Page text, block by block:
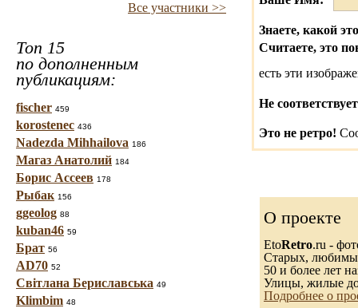
Все участники >>
Топ 15
по дополненным
публикациям:
fischer 459
korostenec 436
Nadezda Mihhailova 186
Магаз Анатолий 184
Борис Ассеев 178
Рыбак 156
ggeolog 88
kuban46 59
Брат 56
AD70 52
Світлана Бериславська 49
Klimbim 48
Знаете, какой
Считаете, это
есть эти
Не
Это не ретро!
О проекте
EtoRetro.ru -
Старых,
50 и более лет
Улицы, жилые
Подробнее о